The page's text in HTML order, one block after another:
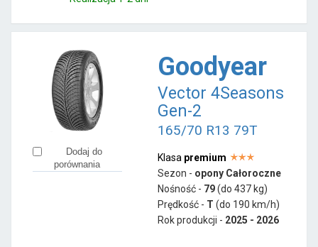
Dodaj do
porównania
Goodyear
Vector 4Seasons
Gen-2
165/70 R13 79T
Klasa premium
Sezon - opony Całoroczne
Nośność - 79(do 437 kg)
Prędkość - T (do 190 km/h)
Rok produkcji - 2025 - 2026